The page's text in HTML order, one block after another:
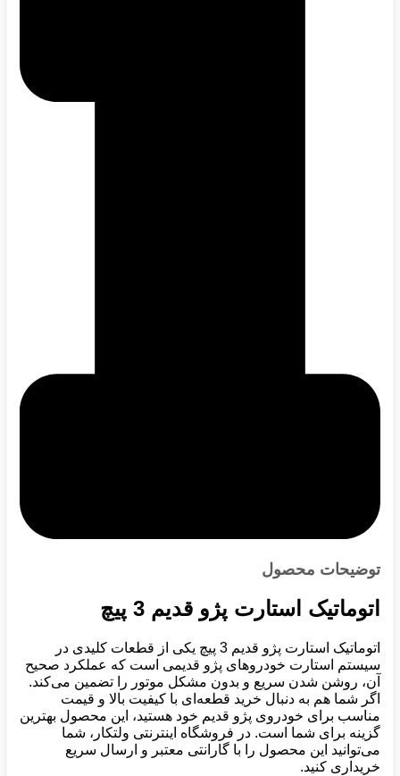
توضیحات محصول
اتوماتیک استارت پژو قدیم 3 پیچ
اتوماتیک استارت پژو قدیم 3 پیچ یکی از قطعات کلیدی در
سیستم استارت خودروهای پژو قدیمی است که عملکرد صحیح
آن، روشن شدن سریع و بدون مشکل موتور را تضمین می‌کند.
اگر شما هم به دنبال خرید قطعه‌ای با کیفیت بالا و قیمت
مناسب برای خودروی پژو قدیم خود هستید، این محصول بهترین
گزینه برای شما است. در فروشگاه اینترنتی ولتکار، شما
می‌توانید این محصول را با گارانتی معتبر و ارسال سریع
خریداری کنید.